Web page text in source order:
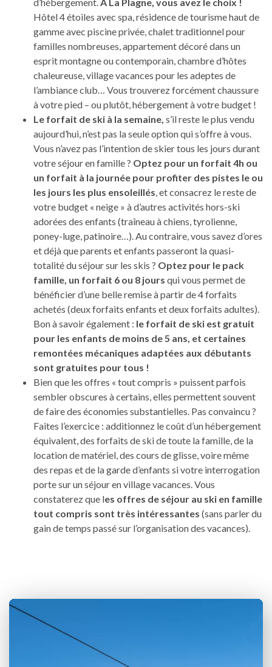
Hôtel 4 étoiles avec spa, résidence de tourisme haut de
gamme avec piscine privée, chalet traditionnel pour
familles nombreuses, appartement décoré dans un
esprit montagne ou contemporain, chambre d’hôtes
chaleureuse, village vacances pour les adeptes de
l’ambiance club… Vous trouverez forcément chaussure
à votre pied – ou plutôt, hébergement à votre budget !
Le forfait de ski à la semaine, s’il reste le plus vendu
aujourd’hui, n’est pas la seule option qui s’offre à vous.
Vous n’avez pas l’intention de skier tous les jours durant
votre séjour en famille ? Optez pour un forfait 4h ou
un forfait à la journée pour profiter des pistes le ou
les jours les plus ensoleillés, et consacrez le reste de
votre budget « neige » à d’autres activités hors-ski
adorées des enfants (traîneau à chiens, tyrolienne,
poney-luge, patinoire…). Au contraire, vous savez d’ores
et déjà que parents et enfants passeront la quasi-
totalité du séjour sur les skis ? Optez pour le pack
famille, un forfait 6 ou 8 jours qui vous permet de
bénéficier d’une belle remise à partir de 4 forfaits
achetés (deux forfaits enfants et deux forfaits adultes).
Bon à savoir également : le forfait de ski est gratuit
pour les enfants de moins de 5 ans, et certaines
remontées mécaniques adaptées aux débutants
sont gratuites pour tous !
Bien que les offres « tout compris » puissent parfois
sembler obscures à certains, elles permettent souvent
de faire des économies substantielles. Pas convaincu ?
Faites l’exercice : additionnez le coût d’un hébergement
équivalent, des forfaits de ski de toute la famille, de la
location de matériel, des cours de glisse, voire même
des repas et de la garde d’enfants si votre interrogation
porte sur un séjour en village vacances. Vous
constaterez que les offres de séjour au ski en famille
tout compris sont très intéressantes (sans parler du
gain de temps passé sur l’organisation des vacances).